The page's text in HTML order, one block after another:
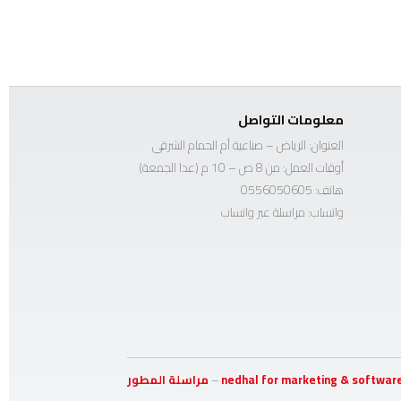
معلومات التواصل
العنوان: الرياض – صناعية أم الحمام الشرقي
أوقات العمل: من 8 ص – 10 م (عدا الجمعة)
هاتف:0556050605
واتساب:مراسلة عبر واتساب
nedhal for marketing &
– مراسلة المطور